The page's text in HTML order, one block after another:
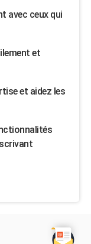
avec ceux qui
et
et aidez les